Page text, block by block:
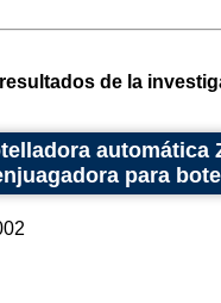
de la
automática
para